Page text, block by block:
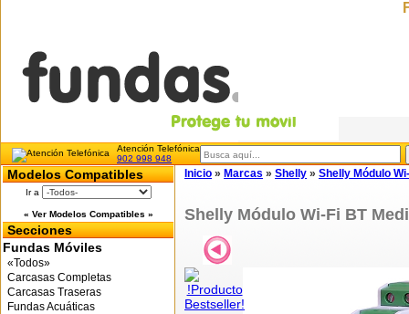
Atención Telefónica
902 998 948
Modelos Compatibles
Ir a
« Ver Modelos Compatibles »
Secciones
Fundas Móviles
«Todos»
Carcasas Completas
Carcasas Traseras
Fundas Acuáticas
Inicio » Marcas » Shelly » Shelly Módulo
Shelly Módulo Wi-Fi BT